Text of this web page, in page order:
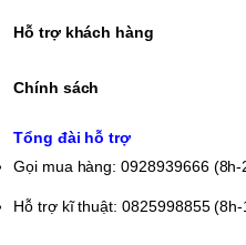
hệ thứ 11 Mới mang đến cho
latitude 5320
LAPTOP
Hỗ trợ khách hàng
Chính sách
Tổng đài hỗ trợ
Gọi mua hàng: 0928939666 (8h-
Hỗ trợ kĩ thuật: 0825998855 (8h-